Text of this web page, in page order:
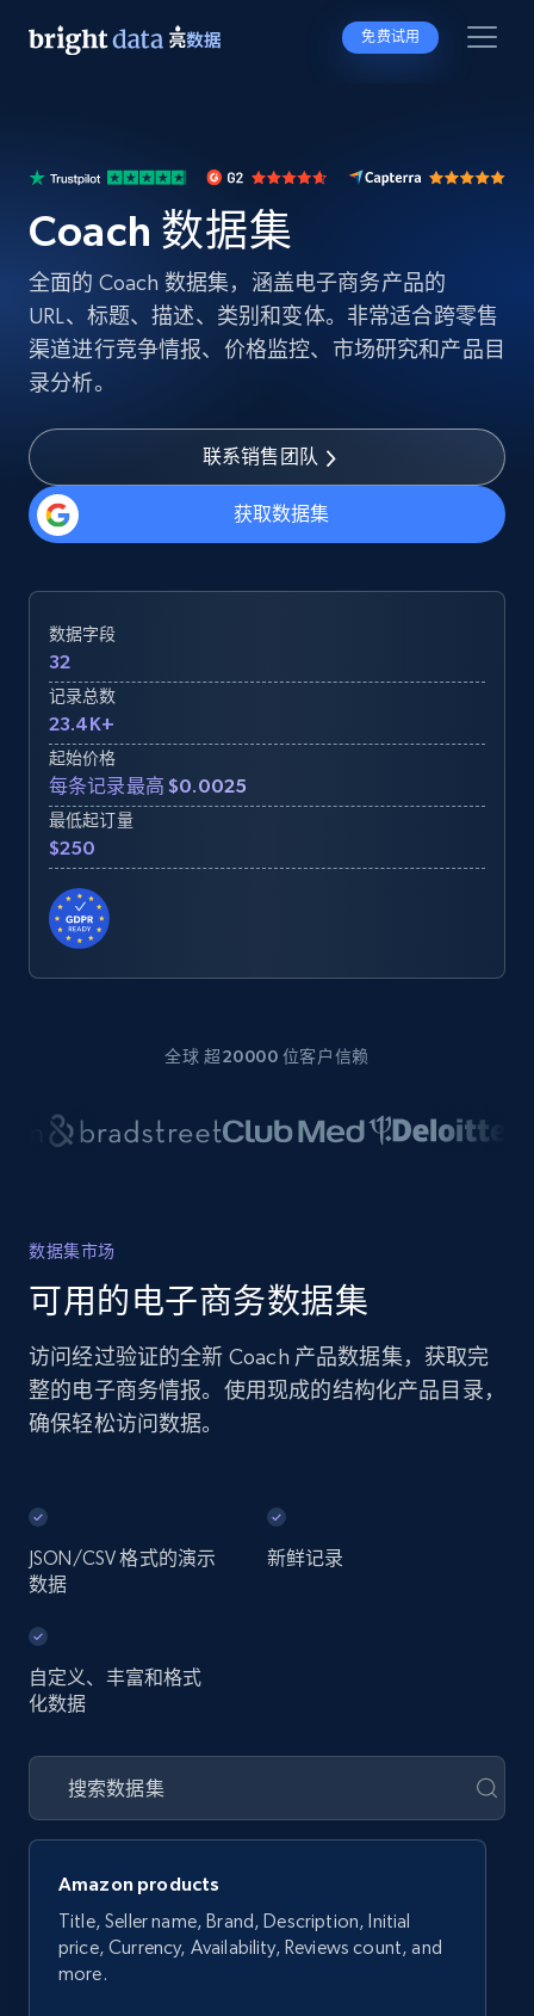
免费试用
Coach 数据集
全面的 Coach 数据集，涵盖电子商务产品的
URL、标题、描述、类别和变体。非常适合跨零售
渠道进行竞争情报、价格监控、市场研究和产品目
录分析。
联系销售团队
获取数据集
数据字段
32
记录总数
23.4K+
起始价格
每条记录最高 $0.0025
最低起订量
$250
全球 超20000 位客户信赖
数据集市场
可用的电子商务数据集
访问经过验证的全新 Coach 产品数据集，获取完
整的电子商务情报。使用现成的结构化产品目录，
确保轻松访问数据。
JSON/CSV 格式的演示
数据
新鲜记录
自定义、丰富和格式
化数据
Amazon products
Title, Seller name, Brand, Description, Initial
price, Currency, Availability, Reviews count, and
more.